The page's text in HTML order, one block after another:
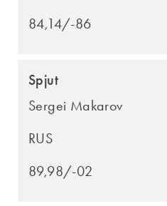
84,14/-86
Spjut
Sergei Makarov
RUS
89,98/-02